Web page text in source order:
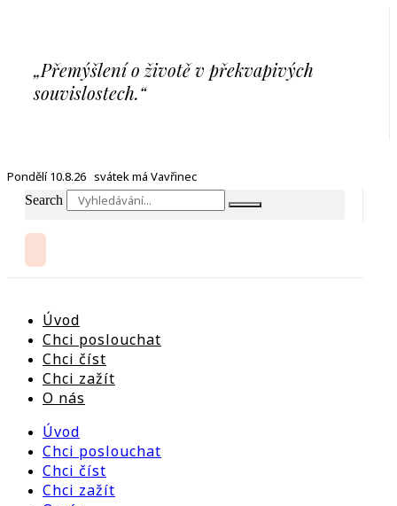
„Přemýšlení o životě v překvapivých
souvislostech.“
Pondělí 10.8.26 svátek má Vavřinec
Search
Úvod
Chci poslouchat
Chci číst
Chci zažít
O nás
Úvod
Chci poslouchat
Chci číst
Chci zažít